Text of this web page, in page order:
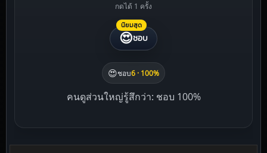
กดได้ 1 ครั้ง
นิยมสุด
😍ชอบ
😍ชอบ6 · 100%
คนดูส่วนใหญ่รู้สึกว่า: ชอบ 100%
Liked this